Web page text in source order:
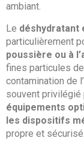
ambiant.
Le déshydratant
particulièrement
poussière ou à
fines particules
contamination de
souvent privilégié
équipements
les dispositifs
propre et sécurisé.